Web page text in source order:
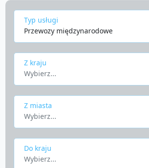
Typ usługi
Przewozy międzynarodowe
Z kraju
Wybierz...
Z miasta
Wybierz...
Do kraju
Wybierz...